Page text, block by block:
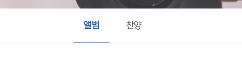
앨범 찬양